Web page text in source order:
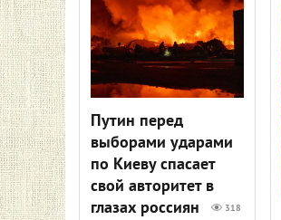
Путин перед
выборами ударами
по Киеву спасает
свой авторитет в
глазах россиян
318